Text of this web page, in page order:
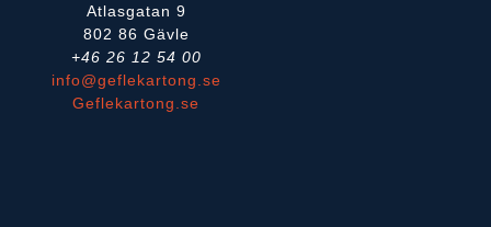
Atlasgatan 9
802 86 Gävle
+46 26 12 54 00
info@geflekartong.se
Geflekartong.se